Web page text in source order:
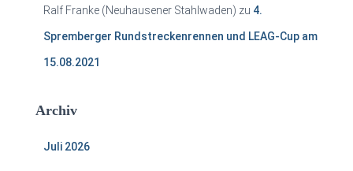
Ralf Franke (Neuhausener Stahlwaden) zu 4.
Spremberger Rundstreckenrennen und LEAG-Cup am
15.08.2021
Archiv
Juli 2026